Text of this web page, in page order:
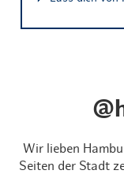
Wir lieben
Seiten der Stadt